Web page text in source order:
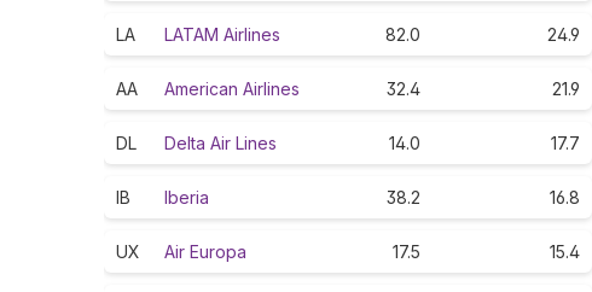
LA LATAM Airlines 82.0 24.9
AA American Airlines 32.4 21.9
DL Delta Air Lines 14.0 17.7
IB Iberia 38.2 16.8
UX Air Europa 17.5 15.4